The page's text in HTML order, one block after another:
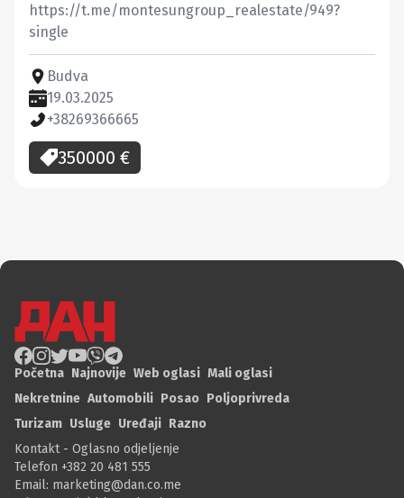
https://t.me/montesungroup_realestate/949?
single
Budva
19.03.2025
+38269366665
350000 €
Početna Najnovije Web oglasi Mali oglasi
Nekretnine Automobili Posao Poljoprivreda
Turizam Usluge Uređaji Razno
Kontakt - Oglasno odjeljenje
Telefon +382 20 481 555
Email: marketing@dan.co.me